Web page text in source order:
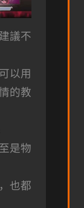
議不
以用
的教
是物
也都